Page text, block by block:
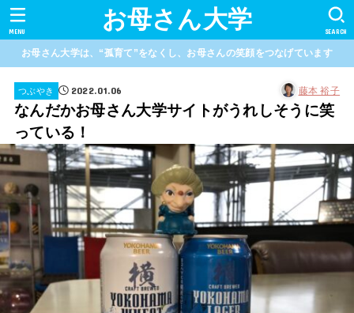
お母さん大学 SEARCH
MENU
お母さん大学は、“孤育て”をなくし、お母さんの笑顔をつなげています
つぶやき 2022.01.06 藤本 裕子
なんだかお母さん大学サイトがうれしそうに笑
っている！